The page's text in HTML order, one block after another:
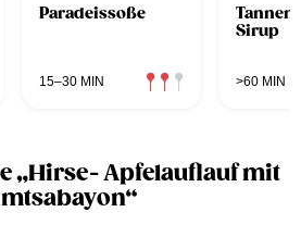
Paradeissoße
15–30 MIN
Sirup
>60 MIN
„Hirse- Apfelauflauf mit